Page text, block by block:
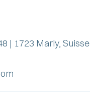
| 1723 Marly, Suisse